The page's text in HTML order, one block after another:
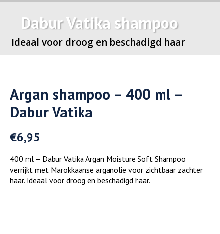
Dabur Vatika shampoo
Ideaal voor droog en beschadigd haar
Argan shampoo – 400 ml –
Dabur Vatika
€6,95
400 ml – Dabur Vatika Argan Moisture Soft Shampoo
verrijkt met Marokkaanse arganolie voor zichtbaar zachter
haar. Ideaal voor droog en beschadigd haar.